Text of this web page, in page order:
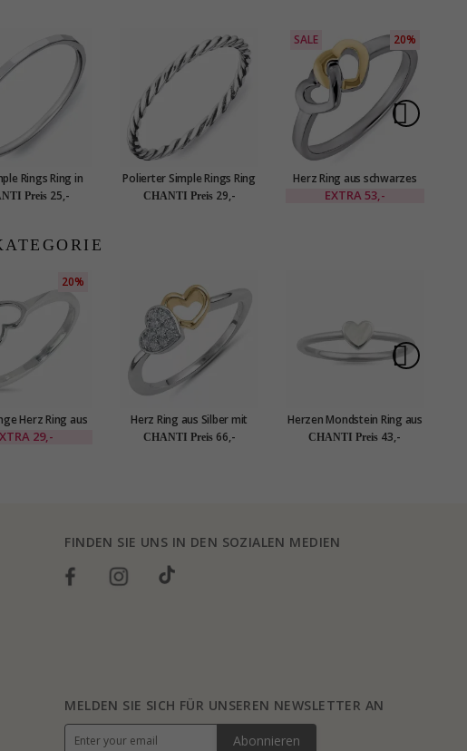
Rings Ring in
Silber
Preis 25,-
Polierter Simple Rings Ring
in oxidiertem Sterlingsilber
CHANTI Preis 29,-
SALE 20%
Herz Ring aus schwarzes
rhodiniertes Silber mit
EXTRA 53,-
20%
Herz Ring aus
Silber29,-
Herz Ring aus Silber mit
vergoldetem Sterlingsilber
CHANTI Preis 66,-
Herzen Mondstein Ring aus
Silber
CHANTI Preis 43,-
FINDEN SIE UNS IN DEN SOZIALEN MEDIEN
MELDEN SIE SICH FÜR UNSEREN NEWSLETTER AN
Abonnieren